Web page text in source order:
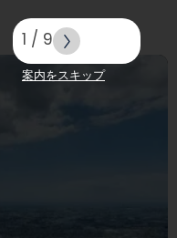
1 / 9
案内をスキップ